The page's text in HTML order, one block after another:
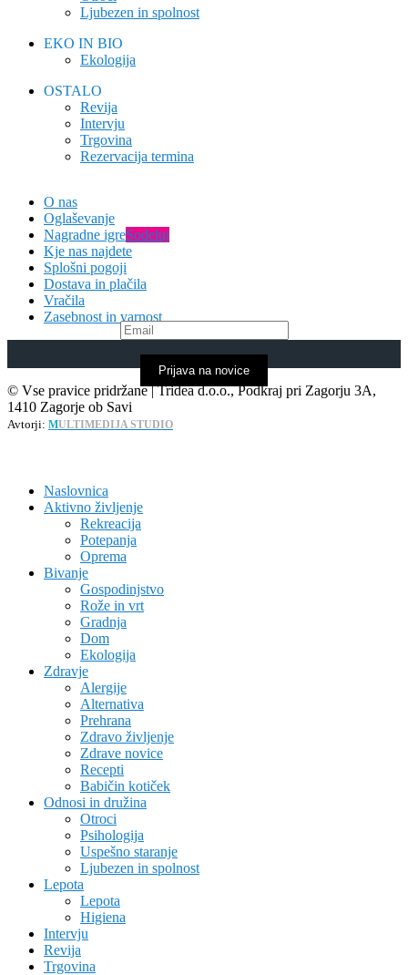
Ljubezen in spolnost
EKO IN BIO
Ekologija
OSTALO
Revija
Intervju
Trgovina
Rezervacija termina
O nas
Oglaševanje
Nagradne igreSodeluj
Kje nas najdete
Splošni pogoji
Dostava in plačila
Vračila
Zasebnost in varnost
Prijava na novice
© Vse pravice pridržane | Tridea d.o.o., Podkraj pri Zagorju 3A,
1410 Zagorje ob Savi
Avtorji: MULTIMEDIJA STUDIO
Naslovnica
Aktivno življenje
Rekreacija
Potepanja
Oprema
Bivanje
Gospodinjstvo
Rože in vrt
Gradnja
Dom
Ekologija
Zdravje
Alergije
Alternativa
Prehrana
Zdravo življenje
Zdrave novice
Recepti
Babičin kotiček
Odnosi in družina
Otroci
Psihologija
Uspešno staranje
Ljubezen in spolnost
Lepota
Lepota
Higiena
Intervju
Revija
Trgovina